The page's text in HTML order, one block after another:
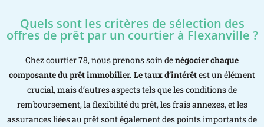
Quels sont les critères de sélection des
offres de prêt par un courtier à Flexanville ?
Chez courtier 78, nous prenons soin denégocier chaque
composante du prêt immobilier. Le taux d’intérêtest un élément
crucial, mais d’autres aspects tels que les conditions de
remboursement, la flexibilité du prêt, les frais annexes, et les
assurances liées au prêt sont également des points importants de